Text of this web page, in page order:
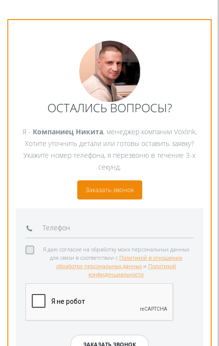
ОСТАЛИСЬ ВОПРОСЫ?
Я - Компаниец Никита, менеджер компании Voxlink.
Хотите уточнить детали или готовы оставить заявку?
Укажите номер телефона, я перезвоню в течение 3-х
секунд.
Заказать звонок
Я даю согласие на обработку моих персональных данных
для связи в соответствии с Политикой в отношении
обработки персональных данных и Политикой
конфиденциальности